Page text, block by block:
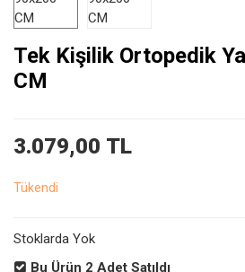
Tek Kişilik Ortopedik
CM
3.079,00 TL
Tükendi
Stoklarda Yok
Bu Ürün 2 Adet Satıldı